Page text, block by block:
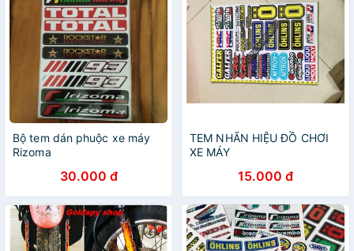
Bộ tem dán phuộc xe máy
Rizoma
30.000 đ
TEM NHÃN HIỆU ĐỒ CHƠI
XE MÁY
15.000 đ